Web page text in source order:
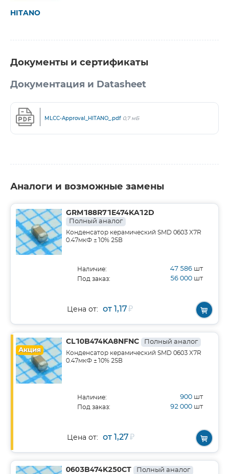
HITANO
Документы и сертификаты
Документация и Datasheet
MLCC-Approval_HITANO_.pdf 0,7 мБ
Аналоги и возможные замены
GRM188R71E474KA12D
Полный аналог
Конденсатор керамический SMD 0603 X7R
0.47мкФ ±10% 25В
Наличие: 47 586 шт
Под заказ: 56 000 шт
Цена от: от 1,17₽
Акция
CL10B474KA8NFNC Полный аналог
Конденсатор керамический SMD 0603 X7R
0.47мкФ ±10% 25В
Наличие: 900 шт
Под заказ: 92 000 шт
Цена от: от 1,27₽
0603B474K250CT Полный аналог